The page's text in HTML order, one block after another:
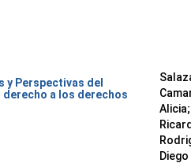
y Perspectivas del
a los derechos
Alicia;